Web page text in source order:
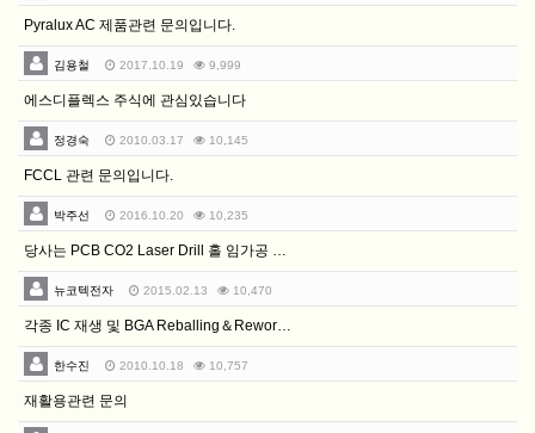
이
메
송
Pyralux AC 제품관련 문의입니다.
김용철 2017.10.19 9,999
에스디플렉스 주식에 관심있습니다
정경숙 2010.03.17 10,145
FCCL 관련 문의입니다.
박주선 2016.10.20 10,235
당사는 PCB CO2 Laser Drill 홀 임가공 …
뉴코텍전자 2015.02.13 10,470
각종 IC 재생 및 BGA Reballing＆Rewor…
한수진 2010.10.18 10,757
재활용관련 문의